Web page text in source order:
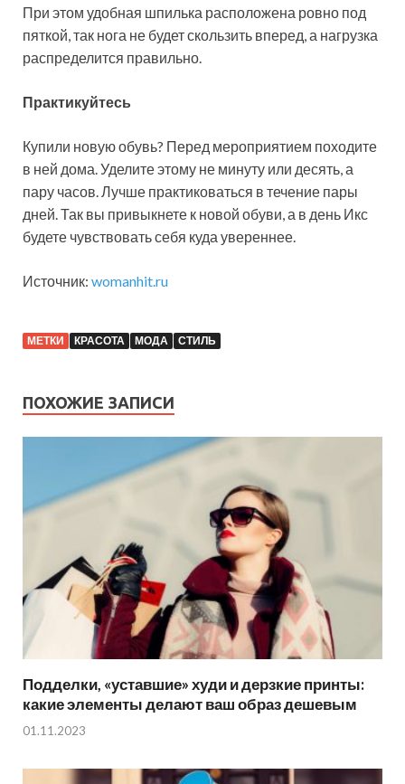
При этом удобная шпилька расположена ровно под
пяткой, так нога не будет скользить вперед, а нагрузка
распределится правильно.
Практикуйтесь
Купили новую обувь? Перед мероприятием походите
в ней дома. Уделите этому не минуту или десять, а
пару часов. Лучше практиковаться в течение пары
дней. Так вы привыкнете к новой обуви, а в день Икс
будете чувствовать себя куда увереннее.
Источник: womanhit.ru
МЕТКИ КРАСОТА МОДА СТИЛЬ
ПОХОЖИЕ ЗАПИСИ
Подделки, «уставшие» худи и дерзкие принты:
какие элементы делают ваш образ дешевым
01.11.2023